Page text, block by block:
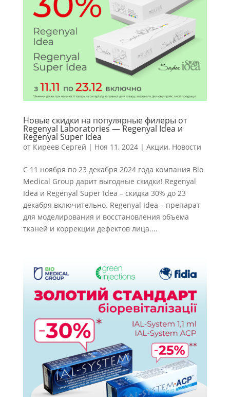
Новые скидки на популярные филеры от
Regenyal Laboratories — Regenyal Idea и
Regenyal Super Idea
от Киреев Сергей | Ноя 11, 2024| Акции, Новости
С 11 ноября по 23 декабря 2024 года компания Bio
Medical Group дарит выгодные скидки! Regenyal
Idea и Regenyal Super Idea – скидка 30% до 23
декабря включительно. Regenyal Idea – препарат
для моделирования и восстановления объема
тканей и коррекции дефектов лица....